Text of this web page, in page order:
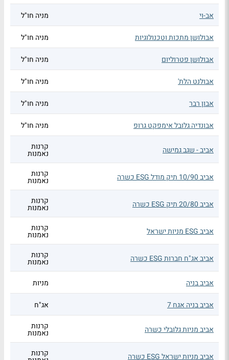
אב-וי מניה חו"ל
אבולושן מתכות וטכנולוגיות מניה חו"ל
אבולושן פטרוליום מניה חו"ל
אבולנט הלת' מניה חו"ל
אבון רבר מניה חו"ל
אבונדיה גלובל אימפקט גרופ מניה חו"ל
אביב - שגב גמישה קרנות
נאמנות
אביב 10/90 תיק מודל ESG כשרה קרנות
נאמנות
אביב 20/80 תיק ESG כשרה קרנות
נאמנות
אביב ESG מניות ישראל קרנות
נאמנות
אביב אג"ח חברות ESG כשרה קרנות
נאמנות
אביב בניה
מניות
אביב בניה אגח 7 אג"ח
אביב מניות גלובלי כשרה קרנות
נאמנות
אביב מניות ישראל ESG כשרה קרנות